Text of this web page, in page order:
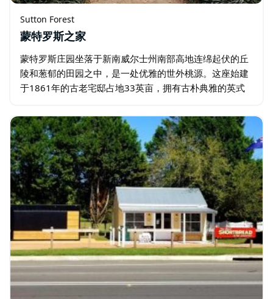
Sutton Forest
蒙特罗斯之家
蒙特罗斯庄园坐落于新南威尔士州南部高地连绵起伏的丘
陵和葱郁的田园之中，是一处优雅的世外桃源。这座始建
于1861年的古老宅邸占地33英亩，拥有古朴典雅的英式
索。这里是举办特别活动的完美场所…